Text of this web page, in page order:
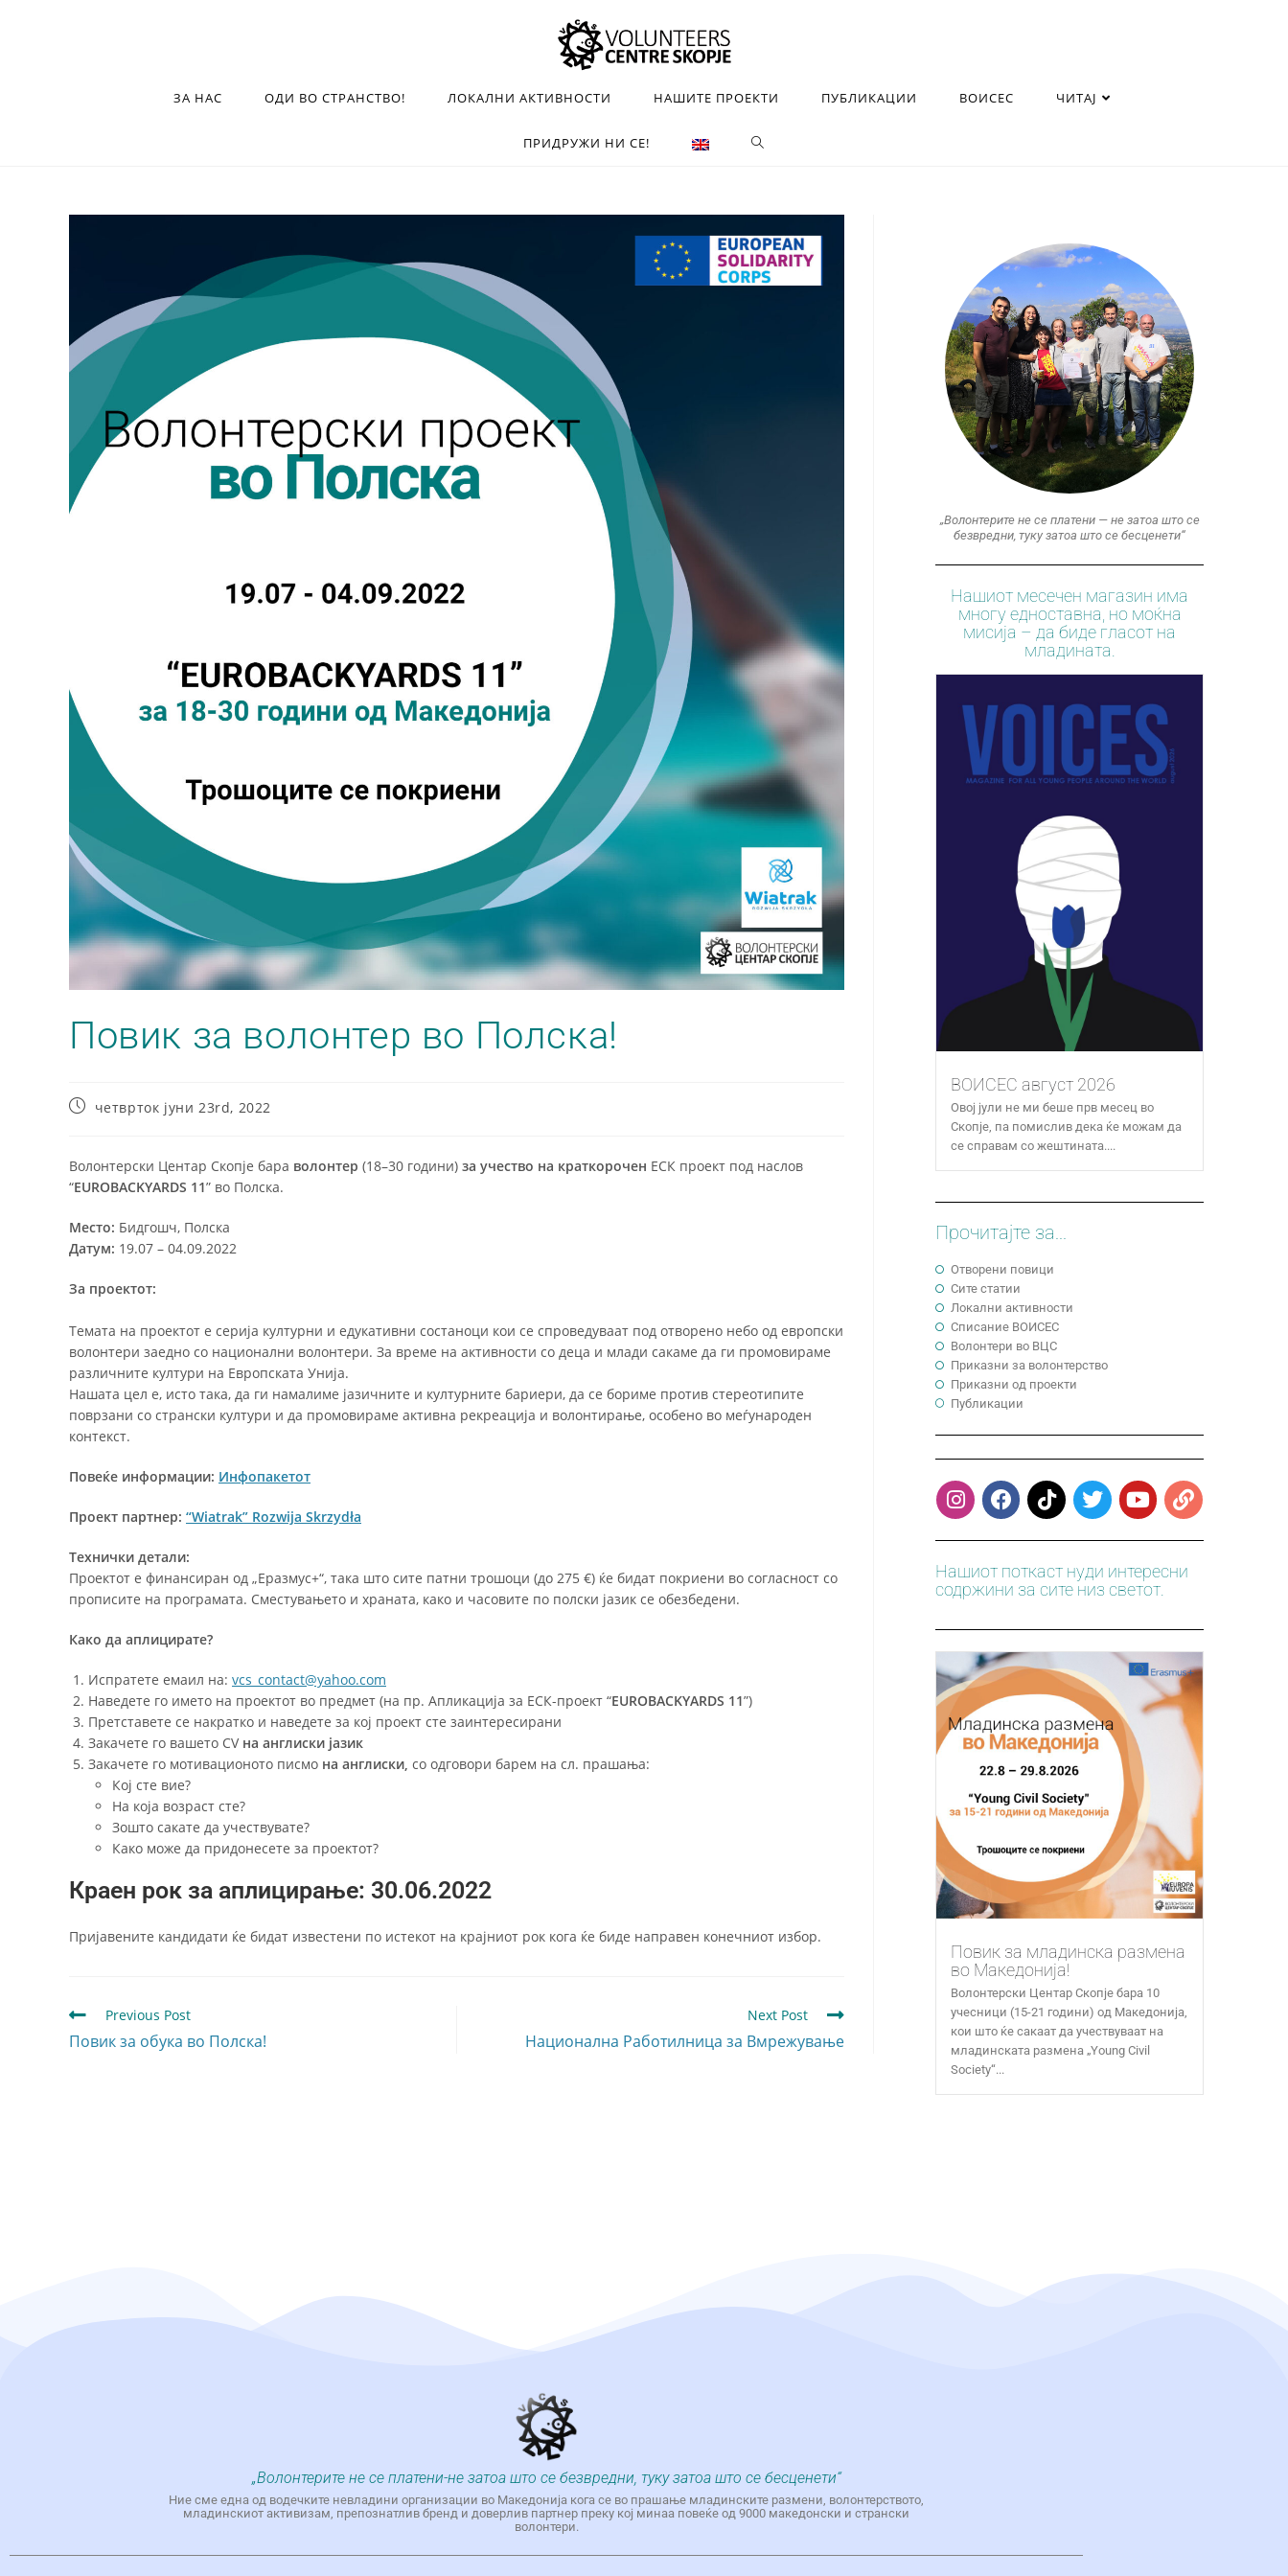
ЗА НАС ОДИ ВО СТРАНСТВО! ЛОКАЛНИ АКТИВНОСТИ НАШИТЕ ПРОЕКТИ ПУБЛИКАЦИИ ВОИСЕС ЧИТАЈ
ПРИДРУЖИ НИ СЕ!
Повик за волонтер во Полска!
четврток јуни 23rd, 2022
Волонтерски Центар Скопје бара волонтер (18–30 години) за учество на краткорочен ЕСК проект под наслов
“EUROBACKYARDS 11” во Полска.
Место: Бидгошч, Полска
Датум: 19.07 – 04.09.2022
За проектот:
Темата на проектот е серија културни и едукативни состаноци кои се спроведуваат под отворено небо од европски
волонтери заедно со национални волонтери. За време на активности со деца и млади сакаме да ги промовираме
различните култури на Европската Унија.
Нашата цел е, исто така, да ги намалиме јазичните и културните бариери, да се бориме против стереотипите
поврзани со странски култури и да промовираме активна рекреација и волонтирање, особено во меѓународен
контекст.
Повеќе информации: Инфопакетот
Проект партнер: “Wiatrak” Rozwija Skrzydła
Технички детали:
Проектот е финансиран од „Еразмус+“, така што сите патни трошоци (до 275 €) ќе бидат покриени во согласност со
прописите на програмата. Сместувањето и храната, како и часовите по полски јазик се обезбедени.
Како да аплицирате?
Испратете емаил на: vcs_contact@yahoo.com
Наведете го името на проектот во предмет (на пр. Апликација за ЕСК-проект “EUROBACKYARDS 11”)
Претставете се накратко и наведете за кој проект сте заинтересирани
Закачете го вашето CV на англиски јазик
Закачете го мотивационото писмо на англиски, со одговори барем на сл. прашања:
Кој сте вие?
На која возраст сте?
Зошто сакате да учествувате?
Како може да придонесете за проектот?
Краен рок за аплицирање: 30.06.2022
Пријавените кандидати ќе бидат известени по истекот на крајниот рок кога ќе биде направен конечниот избор.
Previous Post
Повик за обука во Полска!
Next Post
Национална Работилница за Вмрежување
„Волонтерите не се платени — не затоа што се
безвредни, туку затоа што се бесценети“
Нашиот месечен магазин има
многу едноставна, но моќна
мисија – да биде гласот на
младината.
ВОИСЕС август 2026
Овој јули не ми беше прв месец во
Скопје, па помислив дека ќе можам да
се справам со жештината....
Прочитајте за...
Отворени повици
Сите статии
Локални активности
Cписание ВОИСЕС
Волонтери во ВЦС
Приказни за волонтерство
Приказни од проекти
Публикации
Нашиот поткаст нуди интересни
содржини за сите низ светот.
Повик за младинска размена
во Македонија!
Волонтерски Центар Скопје бара 10
учесници (15-21 години) од Македонија,
кои што ќе сакаат да учествуваат на
младинската размена „Young Civil
Society“...
„Волонтерите не се платени-не затоа што се безвредни, туку затоа што се бесценети“
Ние сме една од водечките невладини организации во Македонија кога се во прашање младинските размени, волонтерството,
младинскиот активизам, препознатлив бренд и доверлив партнер преку кој минаа повеќе од 9000 македонски и странски
волонтери.